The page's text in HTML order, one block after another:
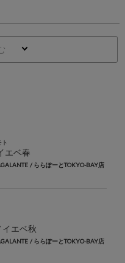
エベ春
/ ららぽーとTOKYO-BAY店
イエベ秋
/ ららぽーとTOKYO-BAY店